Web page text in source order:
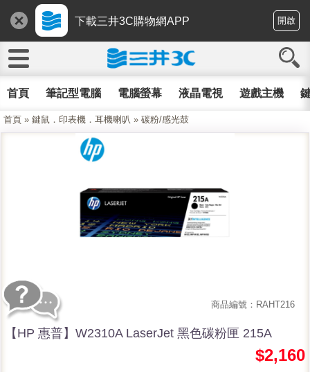
下載三井3C購物網APP 開啟
首頁 筆記型電腦 電腦螢幕 液晶電視 遊戲主機
首頁 » 鍵鼠．印表機．耳機喇叭 » 碳粉/感光鼓
商品編號：RAHT216
【HP 惠普】W2310A LaserJet 黑色碳粉匣 215A
$2,160